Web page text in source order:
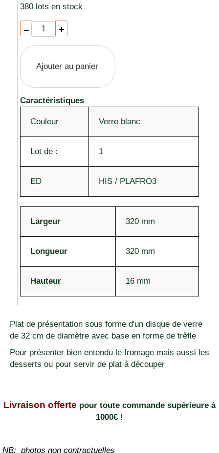
380 lots en stock
– +
Ajouter au panier
Caractéristiques
Couleur Verre blanc
Lot de : 1
ED HIS / PLAFRO3
Largeur 320 mm
Longueur 320 mm
Hauteur 16 mm
Plat de présentation sous forme d'un disque de verre
de 32 cm de diamètre avec base en forme de trèfle
Pour présenter bien entendu le fromage mais aussi les
desserts ou pour servir de plat à découper
Livraison offerte pour toute commande supérieure à
1000€ !
NB: photos non contractuelles